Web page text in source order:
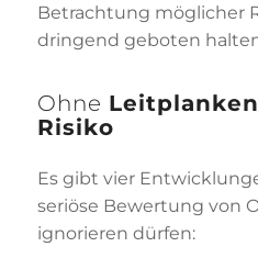
Betrachtung möglicher
dringend geboten
Ohne Leitplanken
Risiko
Es gibt vier
seriöse Bewertung von
ignorieren dürfen: